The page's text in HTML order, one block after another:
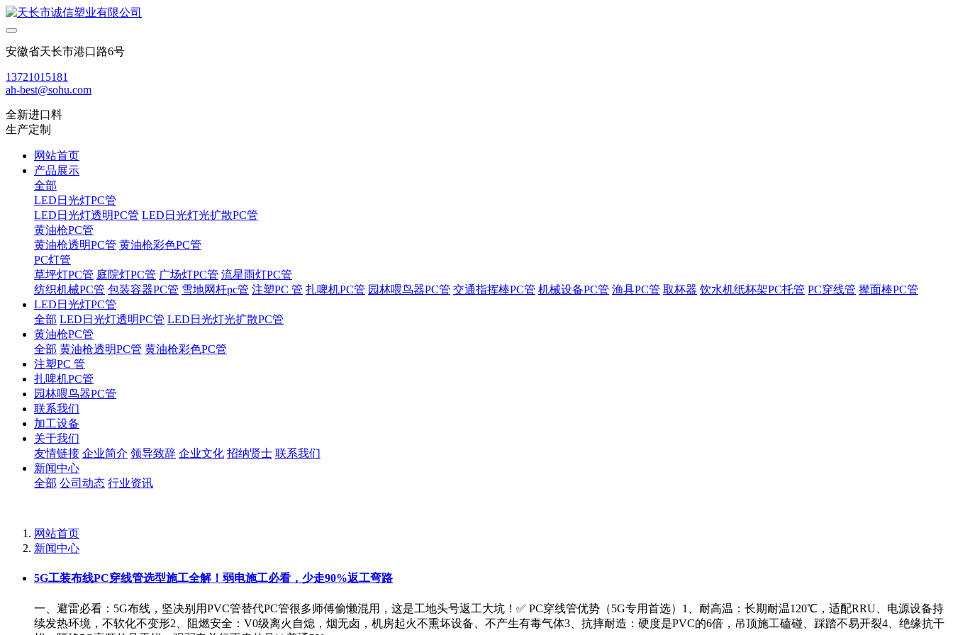
安徽省天长市港口路6号
13721015181
ah-best@sohu.com
全新进口料
生产定制
网站首页
产品展示
全部
LED日光灯PC管
LED日光灯透明PC管 LED日光灯光扩散PC管
黄油枪PC管
黄油枪透明PC管 黄油枪彩色PC管
PC灯管
草坪灯PC管 庭院灯PC管 广场灯PC管 流星雨灯PC管
纺织机械PC管 包装容器PC管 雪地网杆pc管 注塑PC 管 扎啤机PC管 园林喂鸟器PC管 交通指挥棒PC管 机械设备PC管 渔具PC管 取杯器 饮水机纸杯架PC托管 PC穿线管 撵面棒PC管
LED日光灯PC管
全部 LED日光灯透明PC管 LED日光灯光扩散PC管
黄油枪PC管
全部 黄油枪透明PC管 黄油枪彩色PC管
注塑PC 管
扎啤机PC管
园林喂鸟器PC管
联系我们
加工设备
关于我们
友情链接 企业简介 领导致辞 企业文化 招纳贤士 联系我们
新闻中心
全部 公司动态 行业资讯
网站首页
新闻中心
5G工装布线PC穿线管选型施工全解！弱电施工必看，少走90%返工弯路
一、避雷必看：5G布线，坚决别用PVC管替代PC管很多师傅偷懒混用，这是工地头号返工大坑！✅ PC穿线管优势（5G专用首选）1、耐高温：长期耐温120℃，适配RRU、电源设备持
续发热环境，不软化不变形2、阻燃安全：V0级离火自熄，烟无卤，机房起火不熏坏设备、不产生有毒气体3、抗摔耐造：硬度是PVC的6倍，吊顶施工磕碰、踩踏不易开裂4、绝缘抗干